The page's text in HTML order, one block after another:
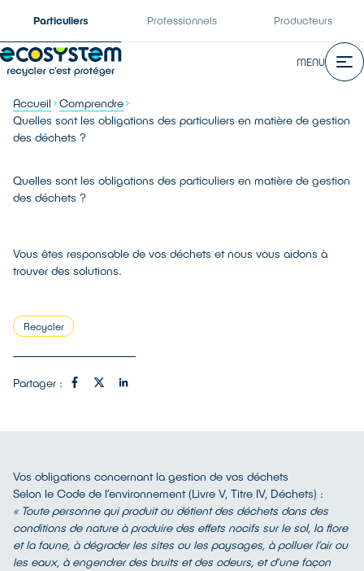
Particuliers Professionnels Producteurs
MENU
Accueil
Comprendre
Quelles sont les obligations des particuliers en matière de gestion
des déchets ?
Quelles sont les obligations des particuliers en matière de gestion
des déchets ?
Vous êtes responsable de vos déchets et nous vous aidons à
trouver des solutions.
Recycler
Partager :
Vos obligations concernant la gestion de vos déchets
Selon le Code de l’environnement (Livre V, Titre IV, Déchets) :
« Toute personne qui produit ou détient des déchets dans des
conditions de nature à produire des effets nocifs sur le sol, la flore
et la faune, à dégrader les sites ou les paysages, à polluer l’air ou
les eaux, à engendrer des bruits et des odeurs, et d’une façon